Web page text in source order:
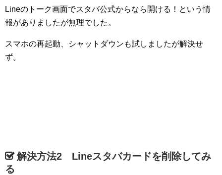
Lineのトーク画面でスタバ公式からなら開ける！という情
報がありましたが無理でした。
スマホの再起動、シャットダウンも試しましたが解決せ
ず。
解決方法2 Lineスタバカードを削除してみ
る